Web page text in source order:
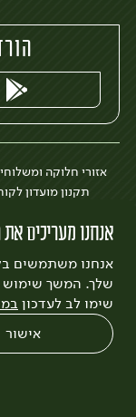
אנחנו מעריכים
אנחנו משתמשים
שלך. המשך שימוש
שימו לב לעדכון
אישור
אזורי חלוקה
תקנון מועדון